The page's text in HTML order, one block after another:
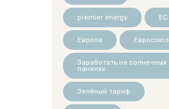
premier energy ЕС
Европа Евросоюз
Заработать на солнечных
панелях
Зелёный тариф